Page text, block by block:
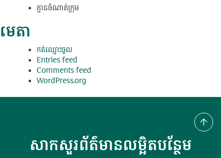
គ្មាន​ចំណាត់​ក្រុម
មេតា
កត់​ឈ្មោះ​ចូល
Entries feed
Comments feed
WordPress.org
សាកសួរព័ត៌មានលម្អិតបន្ថែម